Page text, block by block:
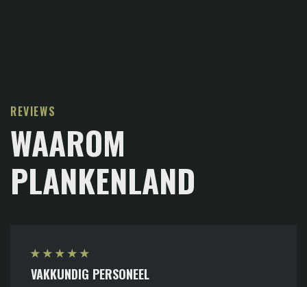
REVIEWS
WAAROM
PLANKENLAND
★ ★ ★ ★ ★
VAKKUNDIG PERSONEEL